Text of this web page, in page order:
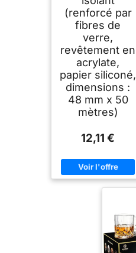
(renforcé par
fibres de
verre,
revêtement en
acrylate,
papier siliconé,
dimensions :
48 mm x 50
mètres)
12,11 €